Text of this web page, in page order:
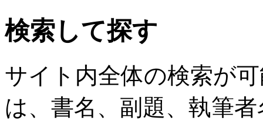
検索して探す
サイト内全体の検索が
は、書名、副題、執筆